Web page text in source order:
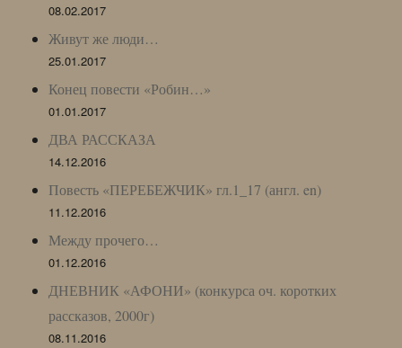
08.02.2017
Живут же люди…
25.01.2017
Конец повести «Робин…»
01.01.2017
ДВА РАССКАЗА
14.12.2016
Повесть «ПЕРЕБЕЖЧИК» гл.1_17 (англ. en)
11.12.2016
Между прочего…
01.12.2016
ДНЕВНИК «АФОНИ» (конкурса оч. коротких
рассказов, 2000г)
08.11.2016